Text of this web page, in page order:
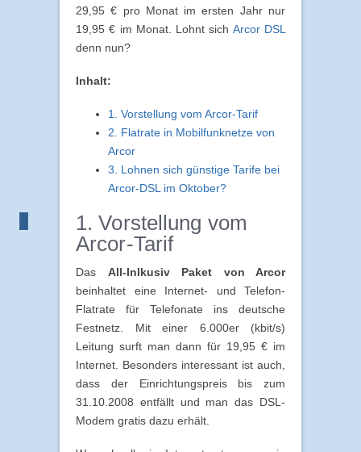
29,95 € pro Monat im ersten Jahr nur
19,95 € im Monat. Lohnt sich Arcor DSL
denn nun?
Inhalt:
1. Vorstellung vom Arcor-Tarif
2. Flatrate in Mobilfunknetze von
Arcor
3. Lohnen sich günstige Tarife bei
Arcor-DSL im Oktober?
1. Vorstellung vom
Arcor-Tarif
Das All-Inlkusiv Paket von Arcor
beinhaltet eine Internet- und Telefon-
Flatrate für Telefonate ins deutsche
Festnetz. Mit einer 6.000er (kbit/s)
Leitung surft man dann für 19,95 € im
Internet. Besonders interessant ist auch,
dass der Einrichtungspreis bis zum
31.10.2008 entfällt und man das DSL-
Modem gratis dazu erhält.